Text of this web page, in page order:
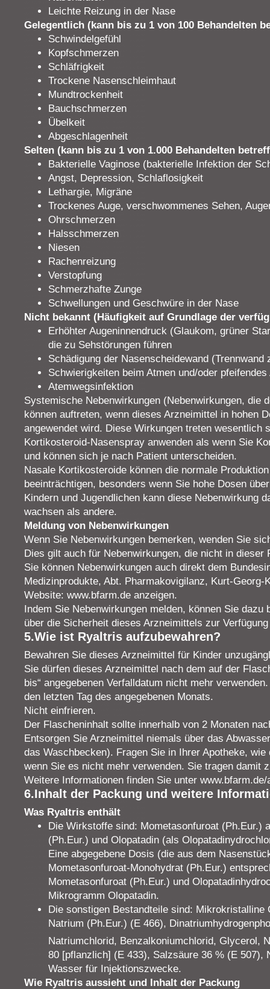
Leichte Reizung in der Nase
Gelegentlich (kann bis zu 1 von 100 Behandelten
Schwindelgefühl
Kopfschmerzen
Schläfrigkeit
Trockene Nasenschleimhaut
Mundtrockenheit
Bauchschmerzen
Übelkeit
Abgeschlagenheit
Selten (kann bis zu 1 von 1.000 Behandelten
Bakterielle Vaginose (bakterielle Infektion der
Angst, Depression, Schlaflosigkeit
Lethargie, Migräne
Trockenes Auge, verschwommenes Sehen,
Ohrschmerzen
Halsschmerzen
Niesen
Rachenreizung
Verstopfung
Schmerzhafte Zunge
Schwellungen und Geschwüre in der Nase
Nicht bekannt (Häufigkeit auf Grundlage der
Erhöhter Augeninnendruck (Glaukom, grüner
die zu Sehstörungen führen
Schädigung der Nasenscheidewand
Schwierigkeiten beim Atmen und/oder
Atemwegsinfektion
Systemische Nebenwirkungen (Nebenwirkungen, die
können auftreten, wenn dieses Arzneimittel in hohen
angewendet wird. Diese Wirkungen treten wesentlich
Kortikosteroid-Nasenspray anwenden als wenn Sie
und können sich je nach Patient unterscheiden.
Nasale Kortikosteroide können die normale
beeinträchtigen, besonders wenn Sie hohe Dosen
Kindern und Jugendlichen kann diese Nebenwirkung
wachsen als andere.
Meldung von Nebenwirkungen
Wenn Sie Nebenwirkungen bemerken, wenden Sie
Dies gilt auch für Nebenwirkungen, die nicht in dieser
Sie können Nebenwirkungen auch direkt dem
Medizinprodukte, Abt. Pharmakovigilanz, Kurt-Georg-
Website: www.bfarm.de anzeigen.
Indem Sie Nebenwirkungen melden, können Sie
über die Sicherheit dieses Arzneimittels zur
5.Wie ist Ryaltris aufzubewahren?
Bewahren Sie dieses Arzneimittel für Kinder
Sie dürfen dieses Arzneimittel nach dem auf der
bis“ angegebenen Verfalldatum nicht mehr
den letzten Tag des angegebenen Monats.
Nicht einfrieren.
Der Flascheninhalt sollte innerhalb von 2 Monaten
Entsorgen Sie Arzneimittel niemals über das
das Waschbecken). Fragen Sie in Ihrer Apotheke,
wenn Sie es nicht mehr verwenden. Sie tragen damit
Weitere Informationen finden Sie unter
6.Inhalt der Packung und weitere
Was Ryaltris enthält
Die Wirkstoffe sind: Mometasonfuroat (Ph.Eur.)
(Ph.Eur.) und Olopatadin (als
Eine abgegebene Dosis (die aus dem
Mometasonfuroat-Monohydrat (Ph.Eur.)
Mometasonfuroat (Ph.Eur.) und
Mikrogramm Olopatadin.
Die sonstigen Bestandteile sind:
Natrium (Ph.Eur.) (E 466),
Natriumchlorid, Benzalkoniumchlorid, Glycerol,
80 [pflanzlich] (E 433), Salzsäure 36 % (E 507),
Wasser für Injektionszwecke.
Wie Ryaltris aussieht und Inhalt der Packung